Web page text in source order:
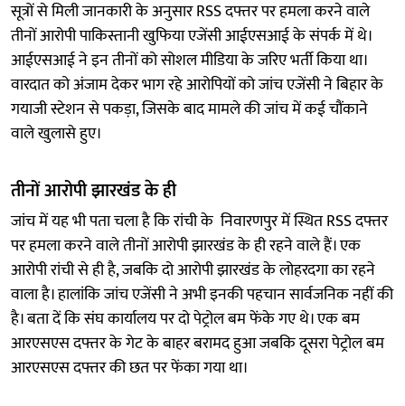
सूत्रों से मिली जानकारी के अनुसार RSS दफ्तर पर हमला करने वाले
तीनों आरोपी पाकिस्तानी खुफिया एजेंसी आईएसआई के संपर्क में थे।
आईएसआई ने इन तीनों को सोशल मीडिया के जरिए भर्ती किया था।
वारदात को अंजाम देकर भाग रहे आरोपियों को जांच एजेंसी ने बिहार के
गयाजी स्टेशन से पकड़ा, जिसके बाद मामले की जांच में कई चौंकाने
वाले खुलासे हुए।
तीनों आरोपी झारखंड के ही
जांच में यह भी पता चला है कि रांची के निवारणपुर में स्थित RSS दफ्तर
पर हमला करने वाले तीनों आरोपी झारखंड के ही रहने वाले हैं। एक
आरोपी रांची से ही है, जबकि दो आरोपी झारखंड के लोहरदगा का रहने
वाला है। हालांकि जांच एजेंसी ने अभी इनकी पहचान सार्वजनिक नहीं की
है। बता दें कि संघ कार्यालय पर दो पेट्रोल बम फेंके गए थे। एक बम
आरएसएस दफ्तर के गेट के बाहर बरामद हुआ जबकि दूसरा पेट्रोल बम
आरएसएस दफ्तर की छत पर फेंका गया था।